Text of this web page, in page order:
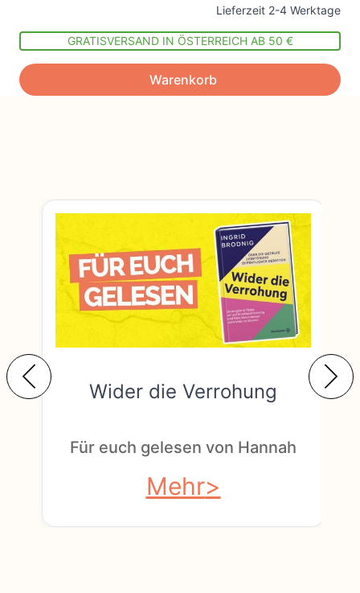
Lieferzeit 2-4 Werktage
GRATISVERSAND IN ÖSTERREICH AB 50 €
Warenkorb
Wider die Verrohung
Für euch gelesen von Hannah
Mehr